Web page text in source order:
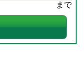
まで